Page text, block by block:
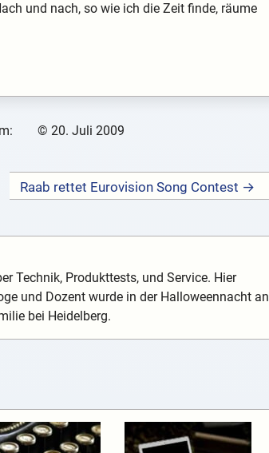
und nach, so wie ich die Zeit finde, räume
© 20. Juli 2009
Raab rettet Eurovision Song Contest →
Technik, Produkttests, und Service. Hier
und Dozent wurde in der Halloweennacht an
bei Heidelberg.